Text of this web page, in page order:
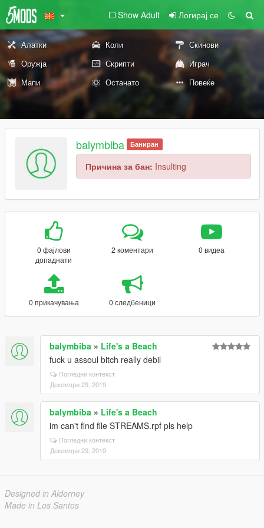
Show Adult Логирај се
Алатки Коли
Скинови
Оружја
Скрипти
Играч
Мапи
Останато Повеќе
balymbiba Баниран
Причина за бан: Insulting
0 фајлови
допаднати
2 коментари 0 видеа
0 прикачувања 0 следбеници
balymbiba » Life's a Beach
fuck u assoul bitch really debil
Погледни контекст
Декември 29, 2019
balymbiba » Life's a Beach
im can't find file STREAMS.rpf pls help
Погледни контекст
Декември 29, 2019
Designed in Alderney
Made in Los Santos